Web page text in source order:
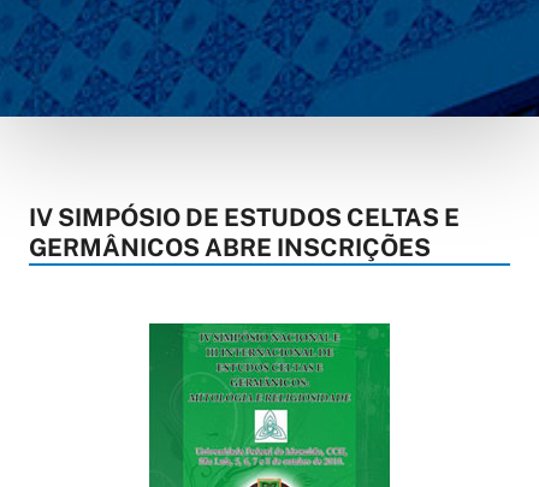
IV SIMPÓSIO DE ESTUDOS CELTAS E
GERMÂNICOS ABRE INSCRIÇÕES